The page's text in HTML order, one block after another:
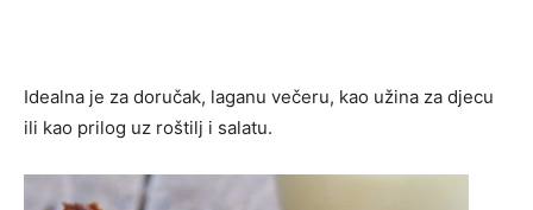
Idealna je za doručak, laganu večeru, kao užina za djecu
ili kao prilog uz roštilj i salatu.